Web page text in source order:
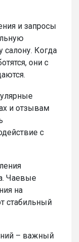
и запросы
салону. Когда
они с
и отзывам
с
Чаевые
на
стабильный
– важный